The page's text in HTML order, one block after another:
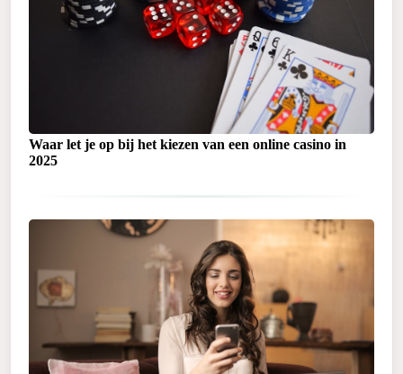
Waar let je op bij het kiezen van een online casino in
2025